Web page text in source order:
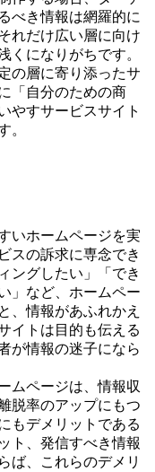
べき情報は網羅的に
れだけ広い層に向け
くになりがちです。
の層に寄り添ったサ
「自分のための商
やすサービスサイト
。
いホームページを実
スの訴求に専念でき
ングしたい」「でき
」など、ホームペー
、情報があふれかえ
イトは目的も伝える
が情報の迷子になら
ムページは、情報収
脱率のアップにもつ
もデメリットである
ト、発信すべき情報
ば、これらのデメリ